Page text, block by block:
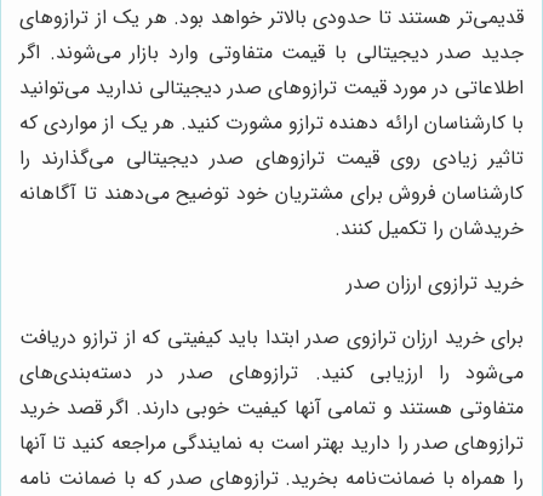
قدیمی‌تر هستند تا حدودی بالاتر خواهد بود. هر یک از ترازوهای
جدید صدر دیجیتالی با قیمت متفاوتی وارد بازار می‌شوند. اگر
اطلاعاتی در مورد قیمت ترازوهای صدر دیجیتالی ندارید می‌توانید
با کارشناسان ارائه دهنده ترازو مشورت کنید. هر یک از مواردی که
تاثیر زیادی روی قیمت ترازوهای صدر دیجیتالی می‌گذارند را
کارشناسان فروش برای مشتریان خود توضیح می‌دهند تا آگاهانه
خریدشان را تکمیل کنند.
خرید ترازوی ارزان صدر
برای خرید ارزان ترازوی صدر ابتدا باید کیفیتی که از ترازو دریافت
می‌شود را ارزیابی کنید. ترازوهای صدر در دسته‌بندی‌های
متفاوتی هستند و تمامی آنها کیفیت خوبی دارند. اگر قصد خرید
ترازوهای صدر را دارید بهتر است به نمایندگی مراجعه کنید تا آنها
را همراه با ضمانت‌نامه بخرید. ترازوهای صدر که با ضمانت نامه